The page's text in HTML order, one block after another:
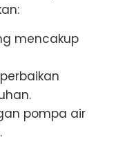
mencakup
pompa air